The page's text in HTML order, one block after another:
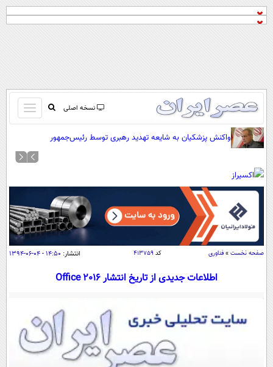
نسخه اصلی
باز
و
کردن
صفحه اول
آب و هوا
اوقات شرعی
پیوند ها
سیاسی
اقتصادی
خودرو
جامعه
حوادث
ورزشی
بین الملل
واکنش پزشکیان به شایعه تهدید رهبری توسط رئیس‌جمهور
صفحه نخست » فناوری کد۴۱۳۷۵۹ انتشار: ۱۴:۵۰ - ۰۴-۰۶-۱۳۹۴
اطلاعات جدیدی از تاریخ انتشار Office 2016